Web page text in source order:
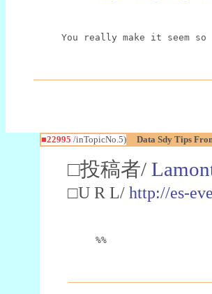
You really make it seem
■22995 /inTopicNo.5) Data Sdy Tips
□投稿者/
□U R L/ http://es-
%%